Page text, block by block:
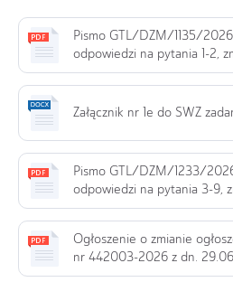
Pismo GTL/DZM/1135/
odpowiedzi na pytania 1-2,
Załącznik nr 1e do SWZ
Pismo GTL/DZM/1233/
odpowiedzi na pytania 3-9,
Ogłoszenie o zmianie
nr 442003-2026 z dn.